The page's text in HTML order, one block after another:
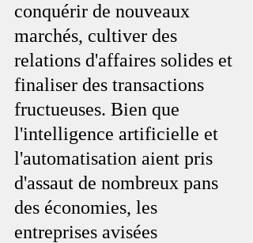
conquérir de nouveaux
marchés, cultiver des
relations d'affaires solides et
finaliser des transactions
fructueuses. Bien que
l'intelligence artificielle et
l'automatisation aient pris
d'assaut de nombreux pans
des économies, les
entreprises avisées